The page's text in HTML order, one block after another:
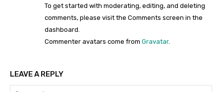
To get started with moderating, editing, and deleting
comments, please visit the Comments screen in the
dashboard.
Commenter avatars come from Gravatar.
LEAVE A REPLY